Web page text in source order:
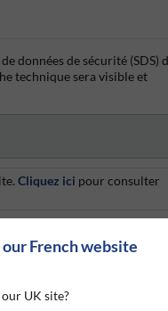
French website
UK site?
données de sécurité (SDS)
technique sera visible et
Cliquez ici pour consulter